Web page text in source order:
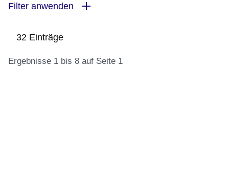
Filter anwenden
32 Einträge
Ergebnisse 1 bis 8 auf Seite 1